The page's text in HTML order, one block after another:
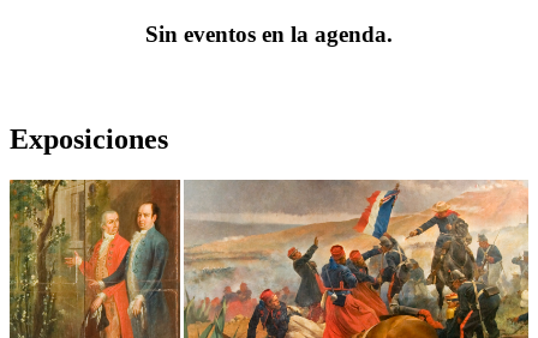
Sin eventos en la agenda.
Exposiciones